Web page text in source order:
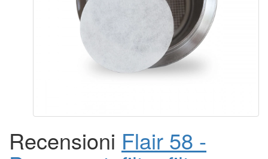
Recensioni Flair 58 -